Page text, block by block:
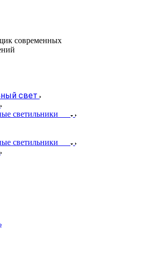
современных
свет
светильники
светильники